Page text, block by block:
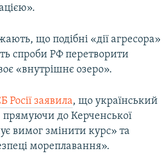
що подібні «дії агресора»
спроби РФ перетворити
«внутрішнє озеро».
Росії заявила, що український
прямуючи до Керченської
вимог змінити курс» та
мореплавання».